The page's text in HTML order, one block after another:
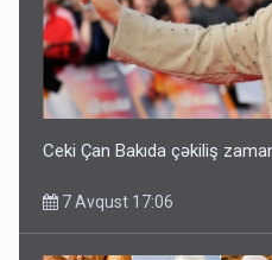
Ceki Çan Bakıda çəkiliş
7 Avqust 17:06